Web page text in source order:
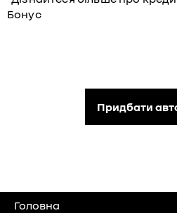
Бонус
Придбати
Головна